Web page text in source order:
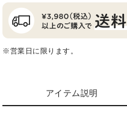
※営業日に限ります。
アイテム説明